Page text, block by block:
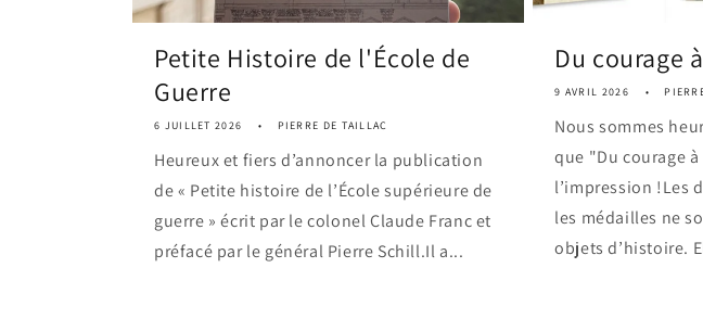
Petite Histoire de l'École de
Guerre
6 JUILLET 2026 PIERRE DE TAILLAC
Heureux et fiers d’annoncer la publication
de « Petite histoire de l’École supérieure de
guerre » écrit par le colonel Claude Franc et
préfacé par le général Pierre Schill.Il a...
Du courage
9 AVRIL 2026
Nous sommes
que "Du courage
l’impression !Les
les médailles ne
objets d’histoire.